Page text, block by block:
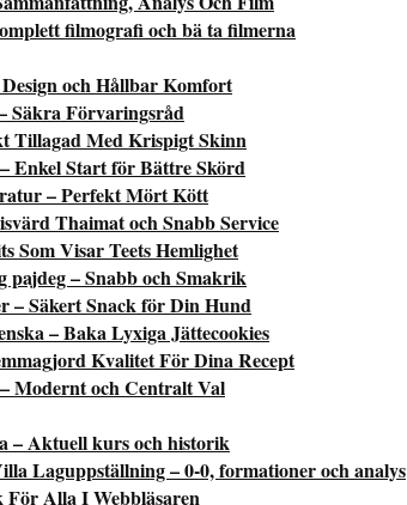
filmografi och bä ta filmerna
och Hållbar Komfort
Säkra Förvaringsråd
Tillagad Med Krispigt Skinn
Enkel Start för Bättre Skörd
– Perfekt Mört Kött
Thaimat och Snabb Service
Som Visar Teets Hemlighet
pajdeg – Snabb och Smakrik
– Säkert Snack för Din Hund
– Baka Lyxiga Jättecookies
Kvalitet För Dina Recept
Modernt och Centralt Val
– Aktuell kurs och historik
Laguppställning – 0-0, formationer och analys
För Alla I Webbläsaren